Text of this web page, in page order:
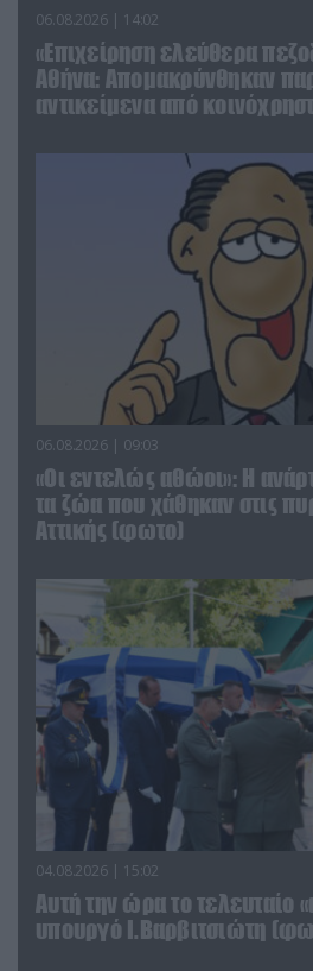
06.08.2026 | 14:02
«Επιχείρηση ελεύθερα
Αθήνα: Απομακρύνθηκαν
αντικείμενα από
06.08.2026 | 09:03
«Οι εντελώς αθώοι»: Η
τα ζώα που χάθηκαν στις
Αττικής (φωτο)
04.08.2026 | 15:02
Αυτή την ώρα το τελευταίο
υπουργό Ι.Βαρβιτσιώτη